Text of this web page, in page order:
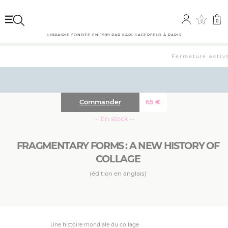
0 0
LIBRAIRIE FONDÉE EN 1999 PAR KARL LAGERFELD À PARIS
Fermeture
FRAGMENTARY FORMS : A NEW HISTORY OF
COLLAGE
(édition en anglais)
65€
Commander
··· En stock ···
Une histoire mondiale du collage